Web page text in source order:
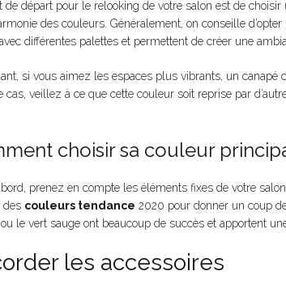
de départ pour le relooking de votre salon est de choisir
des couleurs. Généralement, on conseille
différentes palettes et permettent de créer une
si vous aimez les espaces plus vibrants, un canapé
cas, veillez à ce que cette couleur soit reprise par
choisir sa couleur
prenez en compte les éléments fixes de votre
des couleurs tendance 2020 pour donner un coup
le vert sauge ont beaucoup de succès et apportent
les accessoires